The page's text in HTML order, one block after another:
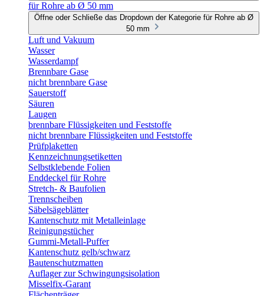
für Rohre ab Ø 50 mm
Öffne oder Schließe das Dropdown der Kategorie für Rohre ab Ø
50 mm
Luft und Vakuum
Wasser
Wasserdampf
Brennbare Gase
nicht brennbare Gase
Sauerstoff
Säuren
Laugen
brennbare Flüssigkeiten und Feststoffe
nicht brennbare Flüssigkeiten und Feststoffe
Prüfplaketten
Kennzeichnungsetiketten
Selbstklebende Folien
Enddeckel für Rohre
Stretch- & Baufolien
Trennscheiben
Säbelsägeblätter
Kantenschutz mit Metalleinlage
Reinigungstücher
Gummi-Metall-Puffer
Kantenschutz gelb/schwarz
Bautenschutzmatten
Auflager zur Schwingungsisolation
Misselfix-Garant